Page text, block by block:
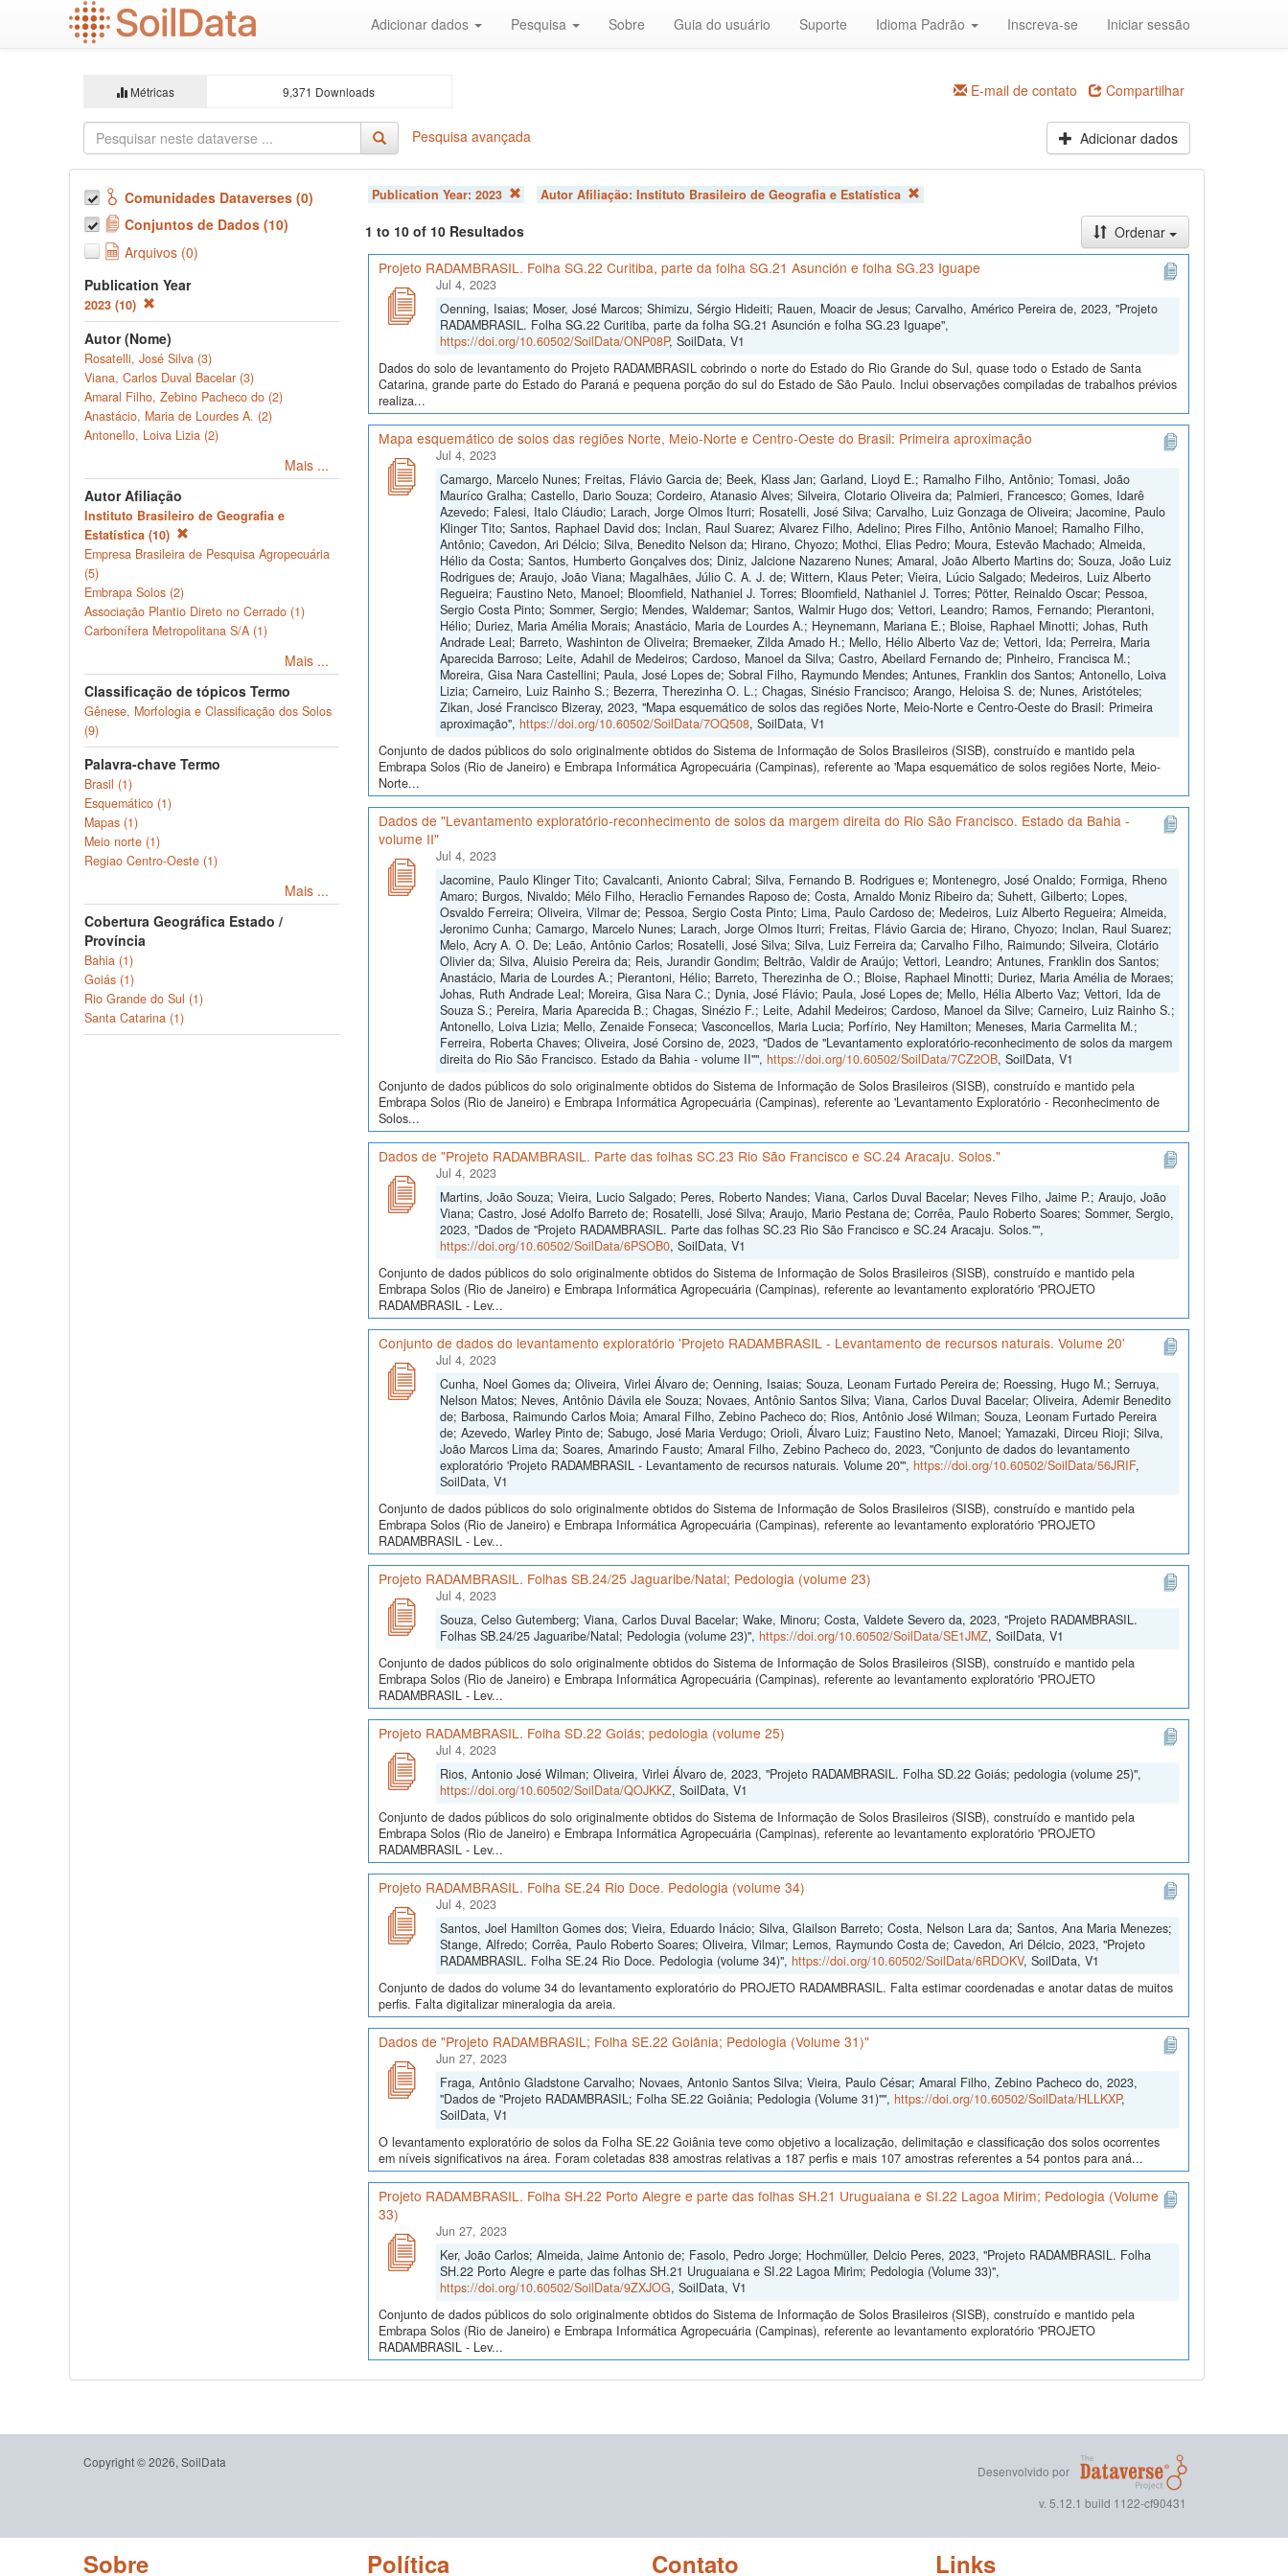
Adicionar dados Pesquisa Sobre Guia do usuário Suporte Idioma Padrão Inscreva-se Iniciar sessão
Métricas 9,371 Downloads E-mail de contato Compartilhar
Pesquisa avançada Adicionar dados
Comunidades Dataverses (0)
Conjuntos de Dados (10)
Arquivos (0)
Publication Year
2023 (10)
Autor (Nome)
Rosatelli, José Silva (3)
Viana, Carlos Duval Bacelar (3)
Amaral Filho, Zebino Pacheco do (2)
Anastácio, Maria de Lourdes A. (2)
Antonello, Loiva Lizia (2)
Mais ...
Autor Afiliação
Instituto Brasileiro de Geografia e
Estatística (10)
Empresa Brasileira de Pesquisa Agropecuária
(5)
Embrapa Solos (2)
Associação Plantio Direto no Cerrado (1)
Carbonífera Metropolitana S/A (1)
Mais ...
Classificação de tópicos Termo
Gênese, Morfologia e Classificação dos Solos
(9)
Palavra-chave Termo
Brasil (1)
Esquemático (1)
Mapas (1)
Meio norte (1)
Regiao Centro-Oeste (1)
Mais ...
Cobertura Geográfica Estado /
Província
Bahia (1)
Goiás (1)
Rio Grande do Sul (1)
Santa Catarina (1)
Publication Year: 2023 Autor Afiliação: Instituto Brasileiro de Geografia e Estatística
1 to 10 of 10 Resultados
Ordenar
Projeto RADAMBRASIL. Folha SG.22 Curitiba, parte da folha SG.21 Asunción e folha SG.23 Iguape
Jul 4, 2023
Oenning, Isaias; Moser, José Marcos; Shimizu, Sérgio Hideiti; Rauen, Moacir de Jesus; Carvalho, Américo Pereira de, 2023, "Projeto
RADAMBRASIL. Folha SG.22 Curitiba, parte da folha SG.21 Asunción e folha SG.23 Iguape",
https://doi.org/10.60502/SoilData/ONP08P, SoilData, V1
Dados do solo de levantamento do Projeto RADAMBRASIL cobrindo o norte do Estado do Rio Grande do Sul, quase todo o Estado de Santa
Catarina, grande parte do Estado do Paraná e pequena porção do sul do Estado de São Paulo. Inclui observações compiladas de trabalhos prévios
realiza...
Mapa esquemático de solos das regiões Norte, Meio-Norte e Centro-Oeste do Brasil: Primeira aproximação
Jul 4, 2023
Camargo, Marcelo Nunes; Freitas, Flávio Garcia de; Beek, Klass Jan; Garland, Lioyd E.; Ramalho Filho, Antônio; Tomasi, João
Mauríco Gralha; Castello, Dario Souza; Cordeiro, Atanasio Alves; Silveira, Clotario Oliveira da; Palmieri, Francesco; Gomes, Idarê
Azevedo; Falesi, Italo Cláudio; Larach, Jorge Olmos Iturri; Rosatelli, José Silva; Carvalho, Luiz Gonzaga de Oliveira; Jacomine, Paulo
Klinger Tito; Santos, Raphael David dos; Inclan, Raul Suarez; Alvarez Filho, Adelino; Pires Filho, Antônio Manoel; Ramalho Filho,
Antônio; Cavedon, Ari Délcio; Silva, Benedito Nelson da; Hirano, Chyozo; Mothci, Elias Pedro; Moura, Estevão Machado; Almeida,
Hélio da Costa; Santos, Humberto Gonçalves dos; Diniz, Jalcione Nazareno Nunes; Amaral, João Alberto Martins do; Souza, João Luiz
Rodrigues de; Araujo, João Viana; Magalhães, Júlio C. A. J. de; Wittern, Klaus Peter; Vieira, Lúcio Salgado; Medeiros, Luiz Alberto
Regueira; Faustino Neto, Manoel; Bloomfield, Nathaniel J. Torres; Bloomfield, Nathaniel J. Torres; Pötter, Reinaldo Oscar; Pessoa,
Sergio Costa Pinto; Sommer, Sergio; Mendes, Waldemar; Santos, Walmir Hugo dos; Vettori, Leandro; Ramos, Fernando; Pierantoni,
Hélio; Duriez, Maria Amélia Morais; Anastácio, Maria de Lourdes A.; Heynemann, Mariana E.; Bloise, Raphael Minotti; Johas, Ruth
Andrade Leal; Barreto, Washinton de Oliveira; Bremaeker, Zilda Amado H.; Mello, Hélio Alberto Vaz de; Vettori, Ida; Perreira, Maria
Aparecida Barroso; Leite, Adahil de Medeiros; Cardoso, Manoel da Silva; Castro, Abeilard Fernando de; Pinheiro, Francisca M.;
Moreira, Gisa Nara Castellini; Paula, José Lopes de; Sobral Filho, Raymundo Mendes; Antunes, Franklin dos Santos; Antonello, Loiva
Lizia; Carneiro, Luiz Rainho S.; Bezerra, Therezinha O. L.; Chagas, Sinésio Francisco; Arango, Heloisa S. de; Nunes, Aristóteles;
Zikan, José Francisco Bizeray, 2023, "Mapa esquemático de solos das regiões Norte, Meio-Norte e Centro-Oeste do Brasil: Primeira
aproximação", https://doi.org/10.60502/SoilData/7OQ508, SoilData, V1
Conjunto de dados públicos do solo originalmente obtidos do Sistema de Informação de Solos Brasileiros (SISB), construído e mantido pela
Embrapa Solos (Rio de Janeiro) e Embrapa Informática Agropecuária (Campinas), referente ao 'Mapa esquemático de solos regiões Norte, Meio-
Norte...
Dados de "Levantamento exploratório-reconhecimento de solos da margem direita do Rio São Francisco. Estado da Bahia -
volume II"
Jul 4, 2023
Jacomine, Paulo Klinger Tito; Cavalcanti, Anionto Cabral; Silva, Fernando B. Rodrigues e; Montenegro, José Onaldo; Formiga, Rheno
Amaro; Burgos, Nivaldo; Mélo Filho, Heraclio Fernandes Raposo de; Costa, Arnaldo Moniz Ribeiro da; Suhett, Gilberto; Lopes,
Osvaldo Ferreira; Oliveira, Vilmar de; Pessoa, Sergio Costa Pinto; Lima, Paulo Cardoso de; Medeiros, Luiz Alberto Regueira; Almeida,
Jeronimo Cunha; Camargo, Marcelo Nunes; Larach, Jorge Olmos Iturri; Freitas, Flávio Garcia de; Hirano, Chyozo; Inclan, Raul Suarez;
Melo, Acry A. O. De; Leão, Antônio Carlos; Rosatelli, José Silva; Silva, Luiz Ferreira da; Carvalho Filho, Raimundo; Silveira, Clotário
Olivier da; Silva, Aluisio Pereira da; Reis, Jurandir Gondim; Beltrão, Valdir de Araújo; Vettori, Leandro; Antunes, Franklin dos Santos;
Anastácio, Maria de Lourdes A.; Pierantoni, Hélio; Barreto, Therezinha de O.; Bloise, Raphael Minotti; Duriez, Maria Amélia de Moraes;
Johas, Ruth Andrade Leal; Moreira, Gisa Nara C.; Dynia, José Flávio; Paula, José Lopes de; Mello, Hélia Alberto Vaz; Vettori, Ida de
Souza S.; Pereira, Maria Aparecida B.; Chagas, Sinézio F.; Leite, Adahil Medeiros; Cardoso, Manoel da Silve; Carneiro, Luiz Rainho S.;
Antonello, Loiva Lizia; Mello, Zenaide Fonseca; Vasconcellos, Maria Lucia; Porfírio, Ney Hamilton; Meneses, Maria Carmelita M.;
Ferreira, Roberta Chaves; Oliveira, José Corsino de, 2023, "Dados de "Levantamento exploratório-reconhecimento de solos da margem
direita do Rio São Francisco. Estado da Bahia - volume II"", https://doi.org/10.60502/SoilData/7CZ2OB, SoilData, V1
Conjunto de dados públicos do solo originalmente obtidos do Sistema de Informação de Solos Brasileiros (SISB), construído e mantido pela
Embrapa Solos (Rio de Janeiro) e Embrapa Informática Agropecuária (Campinas), referente ao 'Levantamento Exploratório - Reconhecimento de
Solos...
Dados de "Projeto RADAMBRASIL. Parte das folhas SC.23 Rio São Francisco e SC.24 Aracaju. Solos."
Jul 4, 2023
Martins, João Souza; Vieira, Lucio Salgado; Peres, Roberto Nandes; Viana, Carlos Duval Bacelar; Neves Filho, Jaime P.; Araujo, João
Viana; Castro, José Adolfo Barreto de; Rosatelli, José Silva; Araujo, Mario Pestana de; Corrêa, Paulo Roberto Soares; Sommer, Sergio,
2023, "Dados de "Projeto RADAMBRASIL. Parte das folhas SC.23 Rio São Francisco e SC.24 Aracaju. Solos."",
https://doi.org/10.60502/SoilData/6PSOB0, SoilData, V1
Conjunto de dados públicos do solo originalmente obtidos do Sistema de Informação de Solos Brasileiros (SISB), construído e mantido pela
Embrapa Solos (Rio de Janeiro) e Embrapa Informática Agropecuária (Campinas), referente ao levantamento exploratório 'PROJETO
RADAMBRASIL - Lev...
Conjunto de dados do levantamento exploratório 'Projeto RADAMBRASIL - Levantamento de recursos naturais. Volume 20'
Jul 4, 2023
Cunha, Noel Gomes da; Oliveira, Virlei Álvaro de; Oenning, Isaias; Souza, Leonam Furtado Pereira de; Roessing, Hugo M.; Serruya,
Nelson Matos; Neves, Antônio Dávila ele Souza; Novaes, Antônio Santos Silva; Viana, Carlos Duval Bacelar; Oliveira, Ademir Benedito
de; Barbosa, Raimundo Carlos Moia; Amaral Filho, Zebino Pacheco do; Rios, Antônio José Wilman; Souza, Leonam Furtado Pereira
de; Azevedo, Warley Pinto de; Sabugo, José Maria Verdugo; Orioli, Álvaro Luiz; Faustino Neto, Manoel; Yamazaki, Dirceu Rioji; Silva,
João Marcos Lima da; Soares, Amarindo Fausto; Amaral Filho, Zebino Pacheco do, 2023, "Conjunto de dados do levantamento
exploratório 'Projeto RADAMBRASIL - Levantamento de recursos naturais. Volume 20'", https://doi.org/10.60502/SoilData/56JRIF,
SoilData, V1
Conjunto de dados públicos do solo originalmente obtidos do Sistema de Informação de Solos Brasileiros (SISB), construído e mantido pela
Embrapa Solos (Rio de Janeiro) e Embrapa Informática Agropecuária (Campinas), referente ao levantamento exploratório 'PROJETO
RADAMBRASIL - Lev...
Projeto RADAMBRASIL. Folhas SB.24/25 Jaguaribe/Natal; Pedologia (volume 23)
Jul 4, 2023
Souza, Celso Gutemberg; Viana, Carlos Duval Bacelar; Wake, Minoru; Costa, Valdete Severo da, 2023, "Projeto RADAMBRASIL.
Folhas SB.24/25 Jaguaribe/Natal; Pedologia (volume 23)", https://doi.org/10.60502/SoilData/SE1JMZ, SoilData, V1
Conjunto de dados públicos do solo originalmente obtidos do Sistema de Informação de Solos Brasileiros (SISB), construído e mantido pela
Embrapa Solos (Rio de Janeiro) e Embrapa Informática Agropecuária (Campinas), referente ao levantamento exploratório 'PROJETO
RADAMBRASIL - Lev...
Projeto RADAMBRASIL. Folha SD.22 Goiás; pedologia (volume 25)
Jul 4, 2023
Rios, Antonio José Wilman; Oliveira, Virlei Álvaro de, 2023, "Projeto RADAMBRASIL. Folha SD.22 Goiás; pedologia (volume 25)",
https://doi.org/10.60502/SoilData/QOJKKZ, SoilData, V1
Conjunto de dados públicos do solo originalmente obtidos do Sistema de Informação de Solos Brasileiros (SISB), construído e mantido pela
Embrapa Solos (Rio de Janeiro) e Embrapa Informática Agropecuária (Campinas), referente ao levantamento exploratório 'PROJETO
RADAMBRASIL - Lev...
Projeto RADAMBRASIL. Folha SE.24 Rio Doce. Pedologia (volume 34)
Jul 4, 2023
Santos, Joel Hamilton Gomes dos; Vieira, Eduardo Inácio; Silva, Glailson Barreto; Costa, Nelson Lara da; Santos, Ana Maria Menezes;
Stange, Alfredo; Corrêa, Paulo Roberto Soares; Oliveira, Vilmar; Lemos, Raymundo Costa de; Cavedon, Ari Délcio, 2023, "Projeto
RADAMBRASIL. Folha SE.24 Rio Doce. Pedologia (volume 34)", https://doi.org/10.60502/SoilData/6RDOKV, SoilData, V1
Conjunto de dados do volume 34 do levantamento exploratório do PROJETO RADAMBRASIL. Falta estimar coordenadas e anotar datas de muitos
perfis. Falta digitalizar mineralogia da areia.
Dados de "Projeto RADAMBRASIL; Folha SE.22 Goiânia; Pedologia (Volume 31)"
Jun 27, 2023
Fraga, Antônio Gladstone Carvalho; Novaes, Antonio Santos Silva; Vieira, Paulo César; Amaral Filho, Zebino Pacheco do, 2023,
"Dados de "Projeto RADAMBRASIL; Folha SE.22 Goiânia; Pedologia (Volume 31)"", https://doi.org/10.60502/SoilData/HLLKXP,
SoilData, V1
O levantamento exploratório de solos da Folha SE.22 Goiânia teve como objetivo a localização, delimitação e classificação dos solos ocorrentes
em níveis significativos na área. Foram coletadas 838 amostras relativas a 187 perfis e mais 107 amostras referentes a 54 pontos para aná...
Projeto RADAMBRASIL. Folha SH.22 Porto Alegre e parte das folhas SH.21 Uruguaiana e SI.22 Lagoa Mirim; Pedologia (Volume
33)
Jun 27, 2023
Ker, João Carlos; Almeida, Jaime Antonio de; Fasolo, Pedro Jorge; Hochmüller, Delcio Peres, 2023, "Projeto RADAMBRASIL. Folha
SH.22 Porto Alegre e parte das folhas SH.21 Uruguaiana e SI.22 Lagoa Mirim; Pedologia (Volume 33)",
https://doi.org/10.60502/SoilData/9ZXJOG, SoilData, V1
Conjunto de dados públicos do solo originalmente obtidos do Sistema de Informação de Solos Brasileiros (SISB), construído e mantido pela
Embrapa Solos (Rio de Janeiro) e Embrapa Informática Agropecuária (Campinas), referente ao levantamento exploratório 'PROJETO
RADAMBRASIL - Lev...
Copyright © 2026, SoilData
Desenvolvido por
v. 5.12.1 build 1122-cf90431
Sobre Política Contato Links